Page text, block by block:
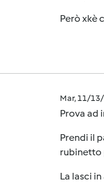
Però xkè
Mar, 11/
Prova ad
Prendi il
rubinetto
La lasci